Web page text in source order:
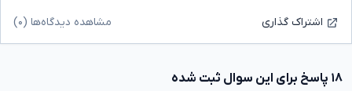
اشتراک گذاری مشاهده دیدگاه‌ها (۰)
۱۸ پاسخ برای این سوال ثبت شده